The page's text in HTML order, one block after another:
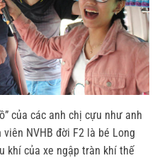
của các anh chị cựu như anh
NVHB đời F2 là bé Long
khí của xe ngập tràn khí thế